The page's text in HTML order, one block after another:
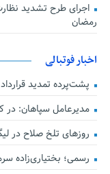
اجرای طرح تشدید
رمضان
اخبار فوتبالی
پشت‌پرده تمدید
مدیرعامل سپاهان:
روزهای تلخ صلاح در
رسمی؛ بختیاری‌زاده